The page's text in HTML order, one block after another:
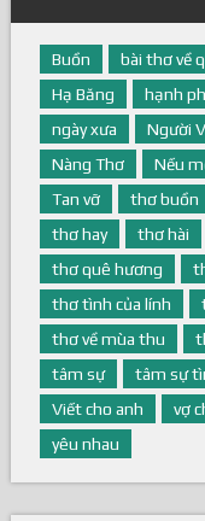
Buồn bài thơ về
Hạ Băng
hạnh
ngày xưa
Người
Nàng Thơ
Nếu
Tan vỡ
thơ buồn
thơ hay
thơ hài
thơ quê hương
thơ tình của lính
thơ về mùa thu
tâm sự
tâm sự
Viết cho anh
vợ
yêu nhau